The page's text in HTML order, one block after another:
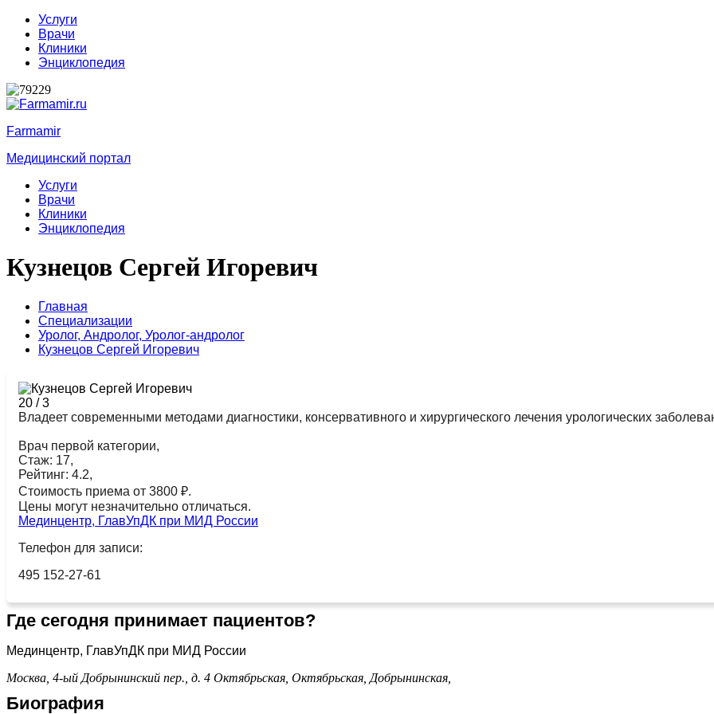
Услуги
Врачи
Клиники
Энциклопедия
Farmamir
Медицинский портал
Услуги
Врачи
Клиники
Энциклопедия
Кузнецов Сергей Игоревич
Главная
Специализации
Уролог, Андролог, Уролог-андролог
Кузнецов Сергей Игоревич
20 /3
Владеет современными методами диагностики, консервативного и хирургического лечения урологических
Врач первой категории,
Стаж: 17,
Рейтинг: 4.2,
Стоимость приема от 3800 ₽.
Цены могут незначительно отличаться.
Мединцентр, ГлавУпДК при МИД России
Телефон для записи:
495 152-27-61
Где сегодня принимает пациентов?
Мединцентр, ГлавУпДК при МИД России
Москва, 4-ый Добрынинский пер., д. 4 Октябрьская, Октябрьская, Добрынинская,
Биография